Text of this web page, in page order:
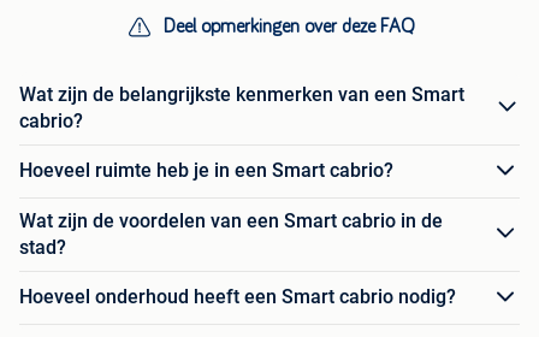
Deel opmerkingen over deze FAQ
Wat zijn de belangrijkste kenmerken van een Smart
cabrio?
Hoeveel ruimte heb je in een Smart cabrio?
Wat zijn de voordelen van een Smart cabrio in de
stad?
Hoeveel onderhoud heeft een Smart cabrio nodig?